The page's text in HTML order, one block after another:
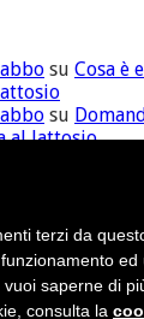
su Cosa è
su
al lattosio
al lattosio
terzi da
vuoi saperne di
consulta la